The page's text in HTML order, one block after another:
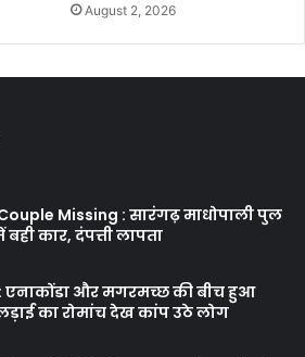
August 2, 2026
Missing : सारंगढ़ माधोपाली पुल
कार, दंपत्ती लापता
एनाकोंडा और मगरमच्छ की बीच हुआ
का रोमांच देख कांप उठे लोग